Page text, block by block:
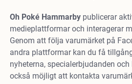
Oh Poké Hammarby publicerar
medieplattformar och interagerar
Genom att följa varumärket på
andra plattformar kan du få
nyheterna, specialerbjudanden
också möjligt att kontakta